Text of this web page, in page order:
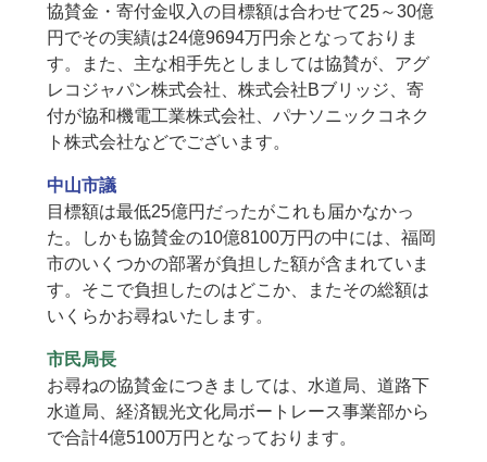
協賛金・寄付金収入の目標額は合わせて25～30億
円でその実績は24億9694万円余となっておりま
す。また、主な相手先としましては協賛が、アグ
レコジャパン株式会社、株式会社Bブリッジ、寄
付が協和機電工業株式会社、パナソニックコネク
ト株式会社などでございます。
中山市議
目標額は最低25億円だったがこれも届かなかっ
た。しかも協賛金の10億8100万円の中には、福岡
市のいくつかの部署が負担した額が含まれていま
す。そこで負担したのはどこか、またその総額は
いくらかお尋ねいたします。
市民局長
お尋ねの協賛金につきましては、水道局、道路下
水道局、経済観光文化局ボートレース事業部から
で合計4億5100万円となっております。